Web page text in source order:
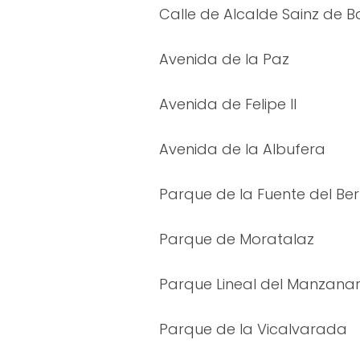
Calle de Alcalde Sainz de
Avenida de la Paz
Avenida de Felipe II
Avenida de la Albufera
Parque de la Fuente del
Parque de Moratalaz
Parque Lineal del
Parque de la Vicalvarada